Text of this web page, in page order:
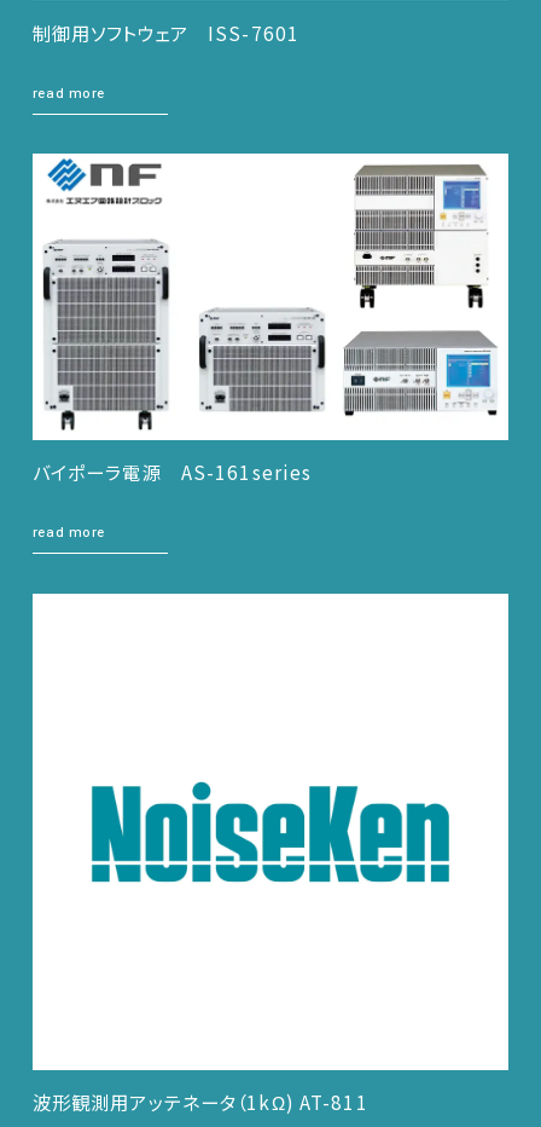
制御用ソフトウェア ISS-7601
read more
バイポーラ電源 AS-161series
read more
波形観測用アッテネータ（1kΩ) AT-811